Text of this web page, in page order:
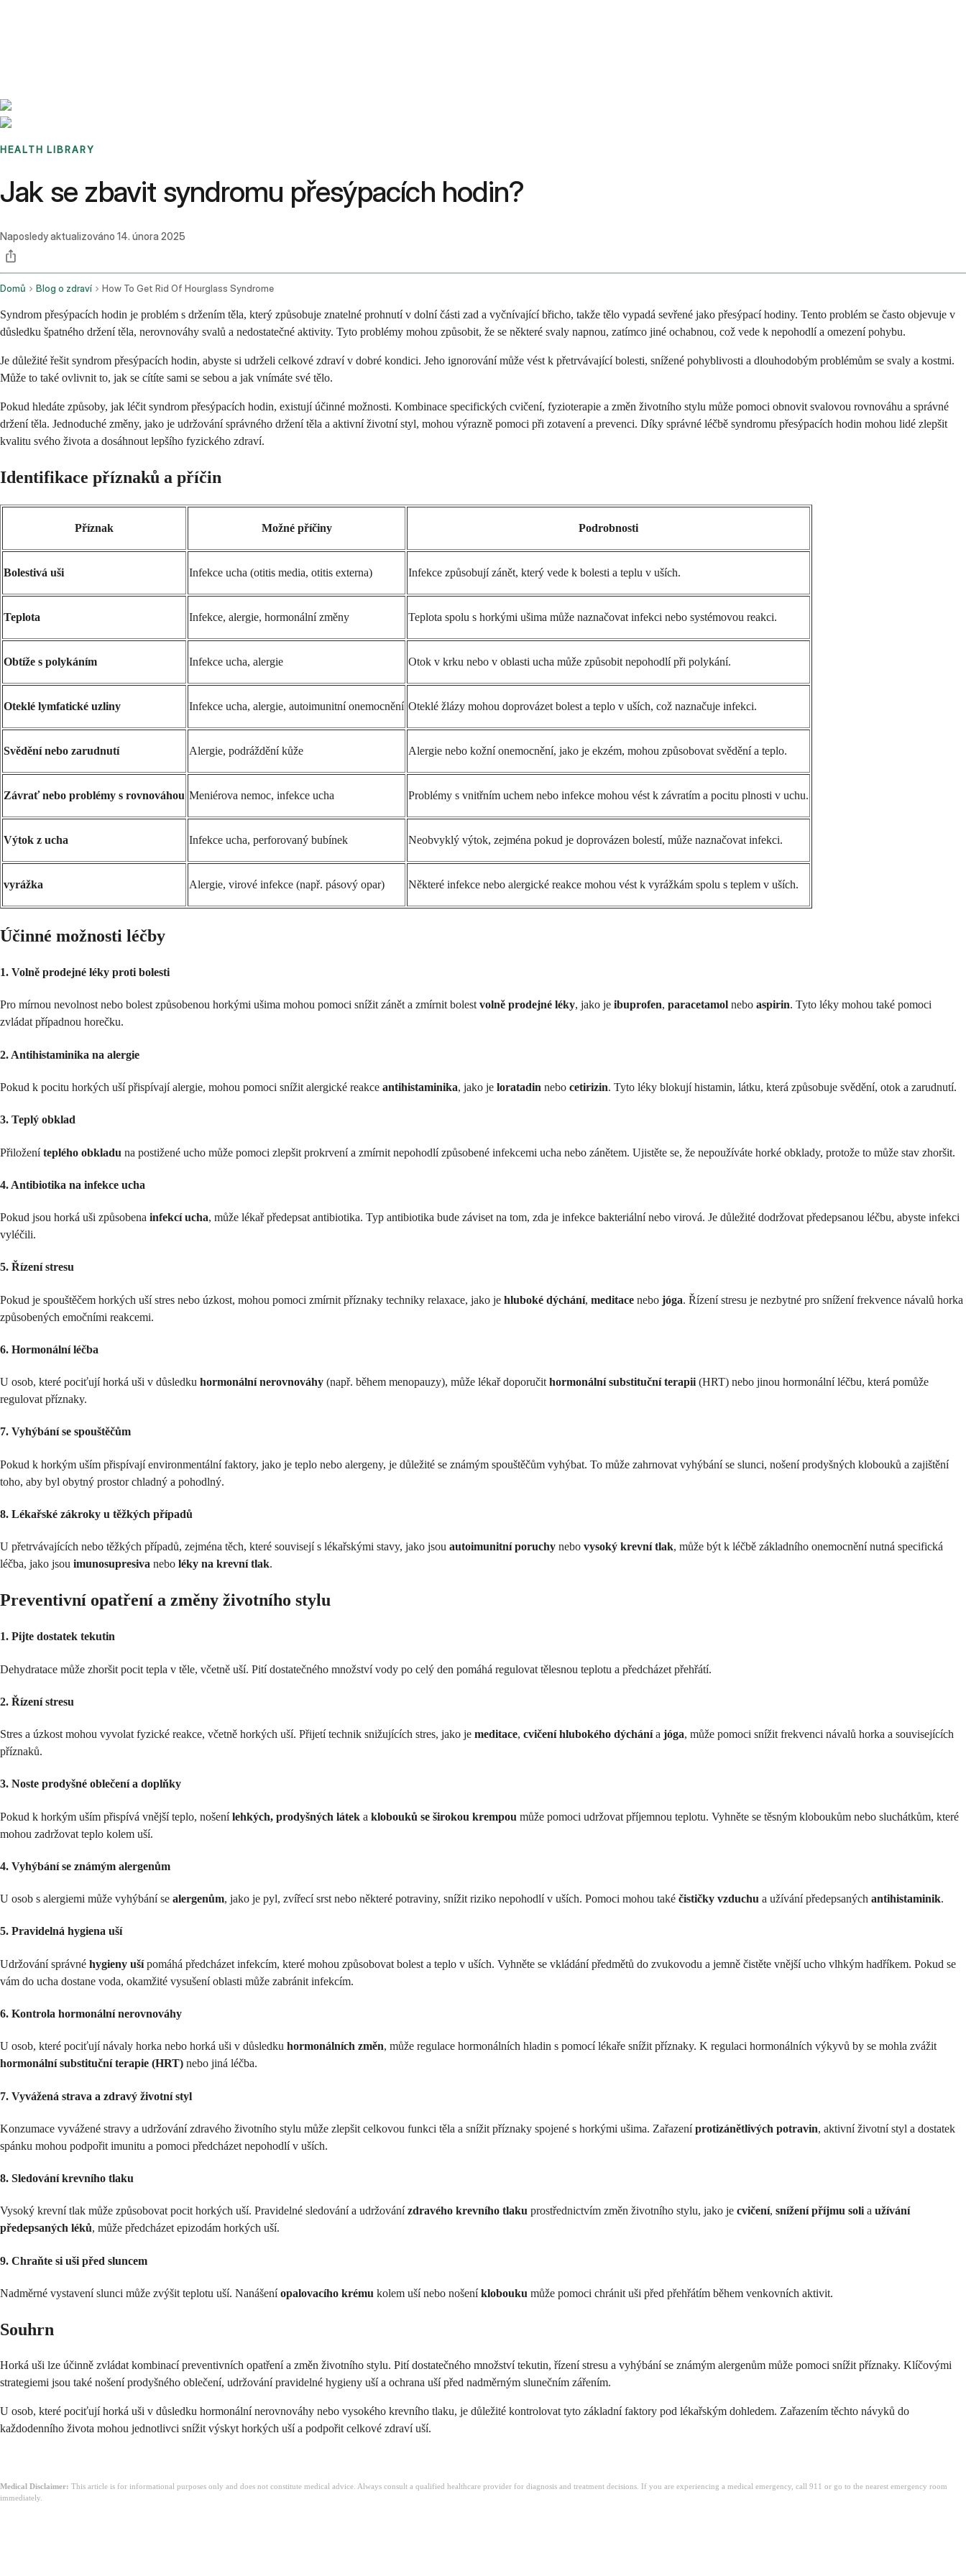
HEALTH LIBRARY
Jak se zbavit syndromu přesýpacích hodin?
Naposledy aktualizováno 14. února 2025
Domů Blog o zdraví How To Get Rid Of Hourglass Syndrome
Syndrom přesýpacích hodin je problém s držením těla, který způsobuje znatelné prohnutí v dolní části zad a vyčnívající břicho, takže tělo vypadá sevřené jako přesýpací hodiny. Tento problém se často objevuje v
důsledku špatného držení těla, nerovnováhy svalů a nedostatečné aktivity. Tyto problémy mohou způsobit, že se některé svaly napnou, zatímco jiné ochabnou, což vede k nepohodlí a omezení pohybu.
Je důležité řešit syndrom přesýpacích hodin, abyste si udrželi celkové zdraví v dobré kondici. Jeho ignorování může vést k přetrvávající bolesti, snížené pohyblivosti a dlouhodobým problémům se svaly a kostmi.
Může to také ovlivnit to, jak se cítíte sami se sebou a jak vnímáte své tělo.
Pokud hledáte způsoby, jak léčit syndrom přesýpacích hodin, existují účinné možnosti. Kombinace specifických cvičení, fyzioterapie a změn životního stylu může pomoci obnovit svalovou rovnováhu a správné
držení těla. Jednoduché změny, jako je udržování správného držení těla a aktivní životní styl, mohou výrazně pomoci při zotavení a prevenci. Díky správné léčbě syndromu přesýpacích hodin mohou lidé zlepšit
kvalitu svého života a dosáhnout lepšího fyzického zdraví.
Identifikace příznaků a příčin
Příznak Možné příčiny Podrobnosti
Bolestivá uši Infekce ucha (otitis media, otitis externa) Infekce způsobují zánět, který vede k bolesti a teplu v uších.
Teplota Infekce, alergie, hormonální změny Teplota spolu s horkými ušima může naznačovat infekci nebo systémovou reakci.
Obtíže s polykáním Infekce ucha, alergie Otok v krku nebo v oblasti ucha může způsobit nepohodlí při polykání.
Oteklé lymfatické uzliny Infekce ucha, alergie, autoimunitní onemocnění Oteklé žlázy mohou doprovázet bolest a teplo v uších, což naznačuje infekci.
Svědění nebo zarudnutí Alergie, podráždění kůže Alergie nebo kožní onemocnění, jako je ekzém, mohou způsobovat svědění a teplo.
Závrať nebo problémy s rovnováhou Meniérova nemoc, infekce ucha Problémy s vnitřním uchem nebo infekce mohou vést k závratím a pocitu plnosti v uchu.
Výtok z ucha Infekce ucha, perforovaný bubínek Neobvyklý výtok, zejména pokud je doprovázen bolestí, může naznačovat infekci.
vyrážka Alergie, virové infekce (např. pásový opar) Některé infekce nebo alergické reakce mohou vést k vyrážkám spolu s teplem v uších.
Účinné možnosti léčby
1. Volně prodejné léky proti bolesti
Pro mírnou nevolnost nebo bolest způsobenou horkými ušima mohou pomoci snížit zánět a zmírnit bolestvolně prodejné léky, jako je ibuprofen, paracetamol nebo aspirin. Tyto léky mohou také pomoci
zvládat případnou horečku.
2. Antihistaminika na alergie
Pokud k pocitu horkých uší přispívají alergie, mohou pomoci snížit alergické reakce antihistaminika, jako je loratadin nebo cetirizin. Tyto léky blokují histamin, látku, která způsobuje svědění, otok a zarudnutí.
3. Teplý obklad
Přiloženíteplého obkladu na postižené ucho může pomoci zlepšit prokrvení a zmírnit nepohodlí způsobené infekcemi ucha nebo zánětem. Ujistěte se, že nepoužíváte horké obklady, protože to může stav zhoršit.
4. Antibiotika na infekce ucha
Pokud jsou horká uši způsobena infekcí ucha, může lékař předepsat antibiotika. Typ antibiotika bude záviset na tom, zda je infekce bakteriální nebo virová. Je důležité dodržovat předepsanou léčbu, abyste infekci
vyléčili.
5. Řízení stresu
Pokud je spouštěčem horkých uší stres nebo úzkost, mohou pomoci zmírnit příznaky techniky relaxace, jako je hluboké dýchání, meditace nebo jóga. Řízení stresu je nezbytné pro snížení frekvence návalů horka
způsobených emočními reakcemi.
6. Hormonální léčba
U osob, které pociťují horká uši v důsledku hormonální nerovnováhy (např. během menopauzy), může lékař doporučit hormonální substituční terapii (HRT) nebo jinou hormonální léčbu, která pomůže
regulovat příznaky.
7. Vyhýbání se spouštěčům
Pokud k horkým uším přispívají environmentální faktory, jako je teplo nebo alergeny, je důležité se známým spouštěčům vyhýbat. To může zahrnovat vyhýbání se slunci, nošení prodyšných klobouků a zajištění
toho, aby byl obytný prostor chladný a pohodlný.
8. Lékařské zákroky u těžkých případů
U přetrvávajících nebo těžkých případů, zejména těch, které souvisejí s lékařskými stavy, jako jsou autoimunitní poruchy nebo vysoký krevní tlak, může být k léčbě základního onemocnění nutná specifická
léčba, jako jsou imunosupresiva nebo léky na krevní tlak.
Preventivní opatření a změny životního stylu
1. Pijte dostatek tekutin
Dehydratace může zhoršit pocit tepla v těle, včetně uší. Pití dostatečného množství vody po celý den pomáhá regulovat tělesnou teplotu a předcházet přehřátí.
2. Řízení stresu
Stres a úzkost mohou vyvolat fyzické reakce, včetně horkých uší. Přijetí technik snižujících stres, jako je meditace, cvičení hlubokého dýchánía jóga, může pomoci snížit frekvenci návalů horka a souvisejících
příznaků.
3. Noste prodyšné oblečení a doplňky
Pokud k horkým uším přispívá vnější teplo, nošenílehkých, prodyšných látek a klobouků se širokou krempou může pomoci udržovat příjemnou teplotu. Vyhněte se těsným kloboukům nebo sluchátkům, které
mohou zadržovat teplo kolem uší.
4. Vyhýbání se známým alergenům
U osob s alergiemi může vyhýbání se alergenům, jako je pyl, zvířecí srst nebo některé potraviny, snížit riziko nepohodlí v uších. Pomoci mohou také čističky vzduchu a užívání předepsaných antihistaminik.
5. Pravidelná hygiena uší
Udržování správné hygieny ušípomáhá předcházet infekcím, které mohou způsobovat bolest a teplo v uších. Vyhněte se vkládání předmětů do zvukovodu a jemně čistěte vnější ucho vlhkým hadříkem. Pokud se
vám do ucha dostane voda, okamžité vysušení oblasti může zabránit infekcím.
6. Kontrola hormonální nerovnováhy
U osob, které pociťují návaly horka nebo horká uši v důsledku hormonálních změn, může regulace hormonálních hladin s pomocí lékaře snížit příznaky. K regulaci hormonálních výkyvů by se mohla zvážit
hormonální substituční terapie (HRT) nebo jiná léčba.
7. Vyvážená strava a zdravý životní styl
Konzumace vyvážené stravy a udržování zdravého životního stylu může zlepšit celkovou funkci těla a snížit příznaky spojené s horkými ušima. Zařazeníprotizánětlivých potravin, aktivní životní styl a dostatek
spánku mohou podpořit imunitu a pomoci předcházet nepohodlí v uších.
8. Sledování krevního tlaku
Vysoký krevní tlak může způsobovat pocit horkých uší. Pravidelné sledování a udržovánízdravého krevního tlaku prostřednictvím změn životního stylu, jako je cvičení, snížení příjmu soli a užívání
předepsaných léků, může předcházet epizodám horkých uší.
9. Chraňte si uši před sluncem
Nadměrné vystavení slunci může zvýšit teplotu uší. Nanášeníopalovacího krému kolem uší nebo nošeníklobouku může pomoci chránit uši před přehřátím během venkovních aktivit.
Souhrn
Horká uši lze účinně zvládat kombinací preventivních opatření a změn životního stylu. Pití dostatečného množství tekutin, řízení stresu a vyhýbání se známým alergenům může pomoci snížit příznaky. Klíčovými
strategiemi jsou také nošení prodyšného oblečení, udržování pravidelné hygieny uší a ochrana uší před nadměrným slunečním zářením.
U osob, které pociťují horká uši v důsledku hormonální nerovnováhy nebo vysokého krevního tlaku, je důležité kontrolovat tyto základní faktory pod lékařským dohledem. Zařazením těchto návyků do
každodenního života mohou jednotlivci snížit výskyt horkých uší a podpořit celkové zdraví uší.
Medical Disclaimer: This article is for informational purposes only and does not constitute medical advice. Always consult a qualified healthcare provider for diagnosis and treatment decisions. If you are experiencing a medical emergency, call 911 or go to the nearest emergency room
immediately.